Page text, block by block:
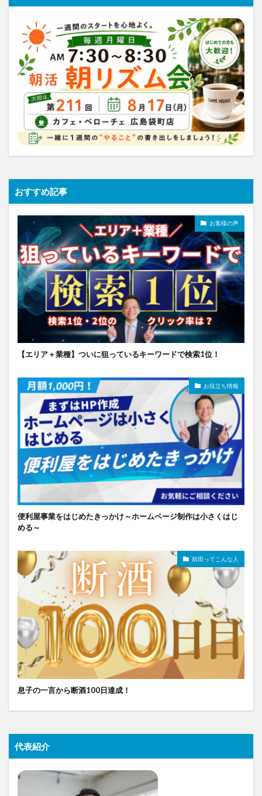
おすすめ記事
お客様の声
【エリア＋業種】ついに狙っているキーワードで検索1位！
お役立ち情報
便利屋事業をはじめたきっかけ～ホームページ制作は小さくはじ
める～
前田ってこんな人
息子の一言から断酒100日達成！
代表紹介